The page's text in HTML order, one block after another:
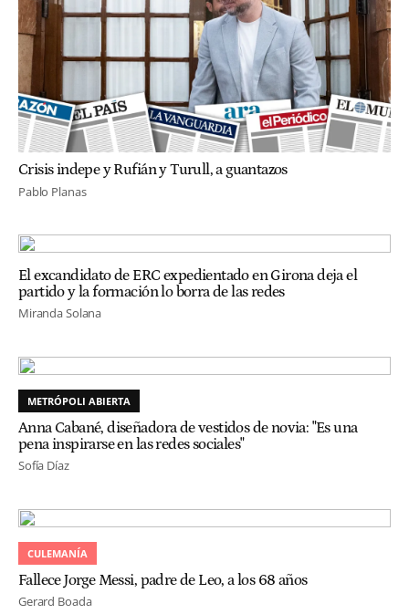
Crisis indepe y Rufián y Turull, a guantazos
Pablo Planas
El excandidato de ERC expedientado en Girona deja el
partido y la formación lo borra de las redes
Miranda Solana
METRÓPOLI ABIERTA
Anna Cabané, diseñadora de vestidos de novia: "Es una
pena inspirarse en las redes sociales"
Sofía Díaz
CULEMANÍA
Fallece Jorge Messi, padre de Leo, a los 68 años
Gerard Boada